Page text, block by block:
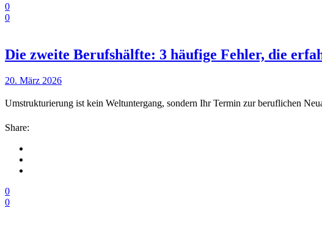
0
0
Die zweite Berufshälfte: 3 häufige Fehler, die
20. März 2026
Umstrukturierung ist kein Weltuntergang, sondern Ihr Termin zur beruflichen
Share:
0
0